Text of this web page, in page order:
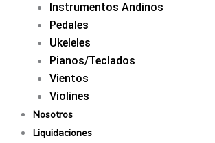
Instrumentos Andinos
Pedales
Ukeleles
Pianos/Teclados
Vientos
Violines
Nosotros
Liquidaciones
cantidad